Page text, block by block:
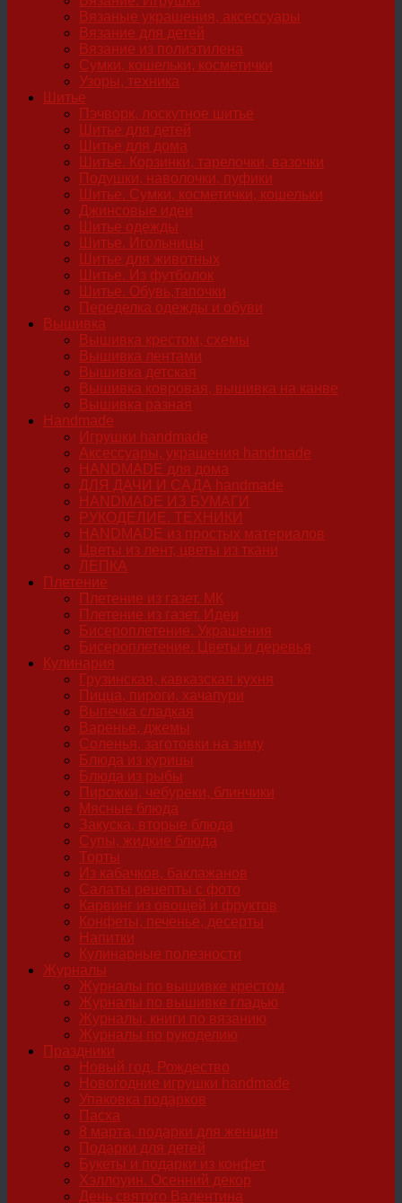
Вязаные украшения, аксессуары
Вязание для детей
Вязание из полиэтилена
Сумки, кошельки, косметички
Узоры, техника
Шитье
Пэчворк, лоскутное шитье
Шитье для детей
Шитье для дома
Шитье. Корзинки, тарелочки, вазочки
Подушки, наволочки, пуфики
Шитье. Сумки, косметички, кошельки
Джинсовые идеи
Шитье одежды
Шитье. Игольницы
Шитье для животных
Шитье. Из футболок
Шитье. Обувь,тапочки
Переделка одежды и обуви
Вышивка
Вышивка крестом, схемы
Вышивка лентами
Вышивка детская
Вышивка ковровая, вышивка на канве
Вышивка разная
Handmade
Игрушки handmade
Аксессуары, украшения handmade
HANDMADE для дома
ДЛЯ ДАЧИ И САДА handmade
HANDMADE ИЗ БУМАГИ
РУКОДЕЛИЕ. ТЕХНИКИ
HANDMADE из простых материалов
Цветы из лент, цветы из ткани
ЛЕПКА
Плетение
Плетение из газет. МК
Плетение из газет. Идеи
Бисероплетение. Украшения
Бисероплетение. Цветы и деревья
Кулинария
Грузинская, кавказская кухня
Пицца, пироги, хачапури
Выпечка сладкая
Варенье, джемы
Соленья, заготовки на зиму
Блюда из курицы
Блюда из рыбы
Пирожки, чебуреки, блинчики
Мясные блюда
Закуска, вторые блюда
Супы, жидкие блюда
Торты
Из кабачков, баклажанов
Салаты рецепты с фото
Карвинг из овощей и фруктов
Конфеты, печенье, десерты
Напитки
Кулинарные полезности
Журналы
Журналы по вышивке крестом
Журналы по вышивке гладью
Журналы, книги по вязанию
Журналы по рукоделию
Праздники
Новый год, Рождество
Новогодние игрушки handmade
Упаковка подарков
Пасха
8 марта, подарки для женщин
Подарки для детей
Букеты и подарки из конфет
Хэллоуин. Осенний декор
День святого Валентина